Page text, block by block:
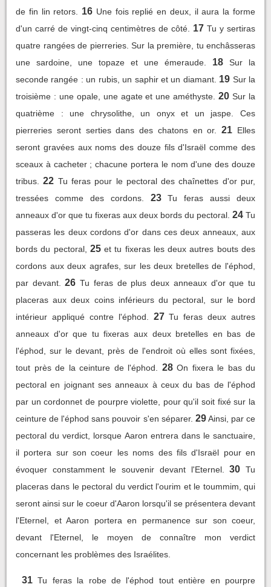
de fin lin retors.
16 Une fois replié en deux, il aura la forme
d'un carré de vingt-cinq centimètres de côté.
17 Tu y sertiras
quatre rangées de pierreries. Sur la première, tu enchâsseras
une sardoine, une topaze et une émeraude.
18
Sur la
seconde rangée : un rubis, un saphir et un diamant. 19 Sur la
troisième : une opale, une agate et une améthyste. 20 Sur la
quatrième : une chrysolithe, un onyx et un jaspe. Ces
pierreries seront serties dans des chatons en or.
21 Elles
seront gravées aux noms des douze fils d'Israël comme des
sceaux à cacheter ; chacune portera le nom d'une des douze
tribus.
22 Tu feras pour le pectoral des chaînettes d'or pur,
tressées comme des cordons.
23
Tu feras aussi deux
anneaux d'or que tu fixeras aux deux bords du pectoral. 24 Tu
passeras les deux cordons d'or dans ces deux anneaux, aux
bords du pectoral, 25 et tu fixeras les deux autres bouts des
cordons aux deux agrafes, sur les deux bretelles de l'éphod,
par devant.
26 Tu feras de plus deux anneaux d'or que tu
placeras aux deux coins inférieurs du pectoral, sur le bord
intérieur appliqué contre l'éphod.
27 Tu feras deux autres
anneaux d'or que tu fixeras aux deux bretelles en bas de
l'éphod, sur le devant, près de l'endroit où elles sont fixées,
tout près de la ceinture de l'éphod.
28 On fixera le bas du
pectoral en joignant ses anneaux à ceux du bas de l'éphod
par un cordonnet de pourpre violette, pour qu'il soit fixé sur la
ceinture de l'éphod sans pouvoir s'en séparer. 29 Ainsi, par ce
pectoral du verdict, lorsque Aaron entrera dans le sanctuaire,
il portera sur son coeur les noms des fils d'Israël pour en
évoquer constamment le souvenir devant l'Eternel.
30 Tu
placeras dans le pectoral du verdict l'ourim et le toummim, qui
seront ainsi sur le coeur d'Aaron lorsqu'il se présentera devant
l'Eternel, et Aaron portera en permanence sur son coeur,
devant l'Eternel, le moyen de connaître mon verdict
concernant les problèmes des Israélites.
31 Tu feras la robe de l'éphod tout entière en pourpre